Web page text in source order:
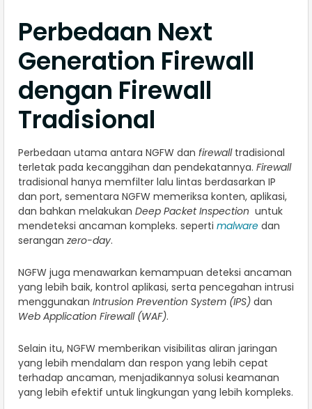
Perbedaan Next
Generation Firewall
dengan Firewall
Tradisional
Perbedaan utama antara NGFW dan firewalltradisional
terletak pada kecanggihan dan pendekatannya. Firewall
tradisional hanya memfilter lalu lintas berdasarkan IP
dan port, sementara NGFW memeriksa konten, aplikasi,
dan bahkan melakukan Deep Packet Inspection untuk
mendeteksi ancaman kompleks. seperti malware dan
serangan zero-day.
NGFW juga menawarkan kemampuan deteksi ancaman
yang lebih baik, kontrol aplikasi, serta pencegahan intrusi
menggunakan Intrusion Prevention System (IPS) dan
Web Application Firewall (WAF).
Selain itu, NGFW memberikan visibilitas aliran jaringan
yang lebih mendalam dan respon yang lebih cepat
terhadap ancaman, menjadikannya solusi keamanan
yang lebih efektif untuk lingkungan yang lebih kompleks.